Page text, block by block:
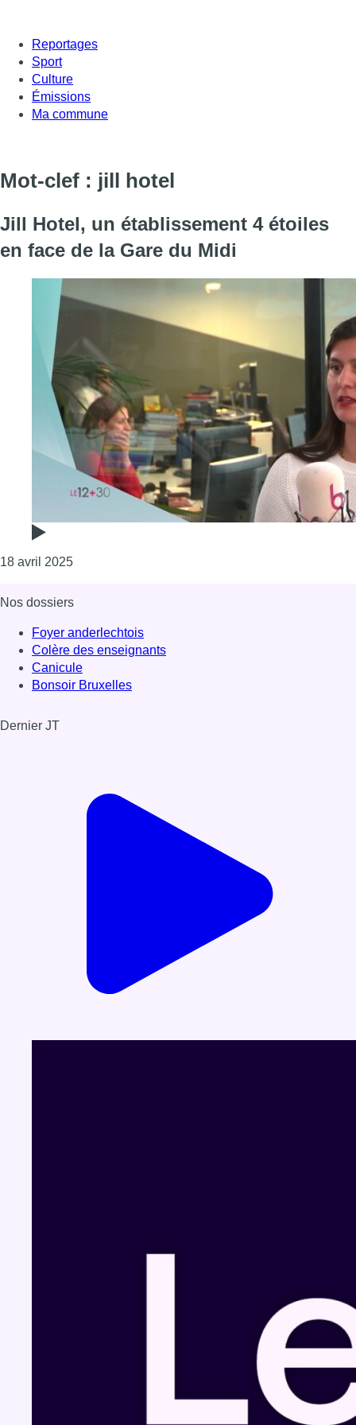
Reportages
Sport
Culture
Émissions
Ma commune
Mot-clef : jill hotel
Jill Hotel, un établissement 4 étoiles
en face de la Gare du Midi
18 avril 2025Consulter l'article "Jill Hotel, un établissement 4
Nos dossiers
Foyer anderlechtois
Colère des enseignants
Canicule
Bonsoir Bruxelles
Dernier JT